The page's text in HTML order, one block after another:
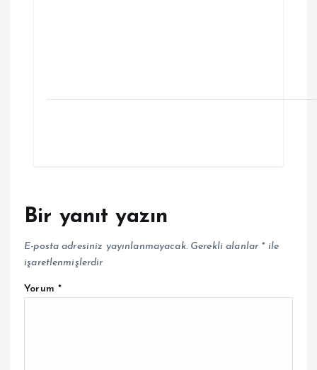
Bir yanıt yazın
E-posta adresiniz yayınlanmayacak. Gerekli alanlar *ile
işaretlenmişlerdir
Yorum *